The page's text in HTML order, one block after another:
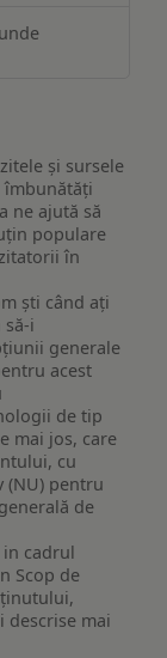
și sursele
îmbunătăți
ne ajută să
populare
în
ști când ați
i
generale
acest
de tip
mai jos, care
cu
(NU) pentru
de
in cadrul
Scop de
descrise mai